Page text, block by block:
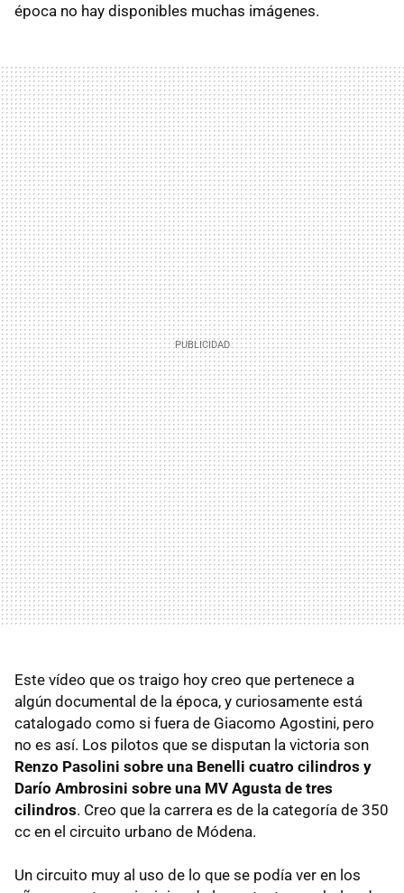
época no hay disponibles muchas imágenes.
Este vídeo que os traigo hoy creo que pertenece a
algún documental de la época, y curiosamente está
catalogado como si fuera de Giacomo Agostini, pero
no es así. Los pilotos que se disputan la victoria son
Renzo Pasolini sobre una Benelli cuatro cilindros y
Darío Ambrosini sobre una MV Agusta de tres
cilindros. Creo que la carrera es de la categoría de 350
cc en el circuito urbano de Módena.
Un circuito muy al uso de lo que se podía ver en los